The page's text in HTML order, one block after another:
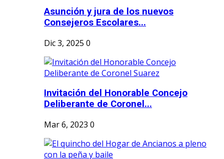
Asunción y jura de los nuevos
Consejeros Escolares...
Dic 3, 2025 0
Invitación del Honorable Concejo
Deliberante de Coronel...
Mar 6, 2023 0